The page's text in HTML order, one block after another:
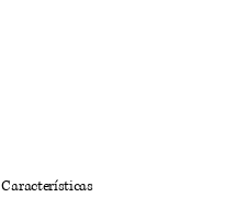
Características